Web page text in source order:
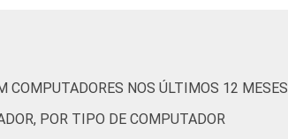
COMPUTADORES NOS ÚLTIMOS 12 MESES
POR TIPO DE COMPUTADOR